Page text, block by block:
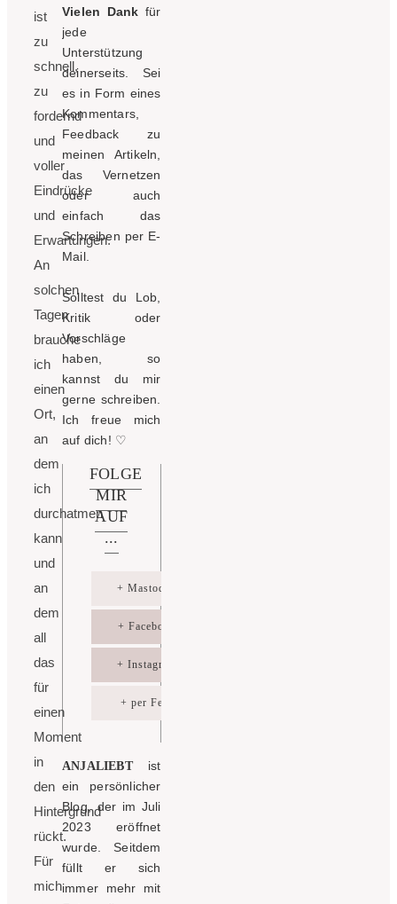
ist
zu
schnell,
zu
fordernd
und
voller
Eindrücke
und
Erwartungen.
An
solchen
Tagen
brauche
ich
einen
Ort,
an
dem
ich
durchatmen
kann
und
an
dem
all
das
für
einen
Moment
in
den
Hintergrund
rückt.
Für
mich
Vielen Dank für
jede
Unterstützung
deinerseits. Sei
es in Form eines
Kommentars,
Feedback zu
meinen Artikeln,
das Vernetzen
oder auch
einfach das
Schreiben per E-
Mail.
Solltest du Lob,
Kritik oder
Vorschläge
haben, so
kannst du mir
gerne schreiben.
Ich freue mich
auf dich! ♡
FOLGE
MIR
AUF
...
+ Mastodon
+ Facebook
+ Instagram
+ per Feed
ANJALIEBTist
ein persönlicher
Blog, der im Juli
2023 eröffnet
wurde. Seitdem
füllt er sich
immer mehr mit